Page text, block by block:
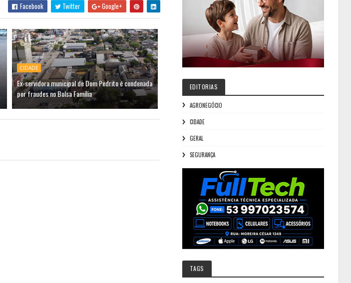
Facebook Twitter Google+
CIDADE
Ex-servidora municipal de Dom Pedrito é condenada
por fraudes no Bolsa Família
EDITORIAS
AGRONEGÓCIO
CIDADE
GERAL
SEGURANÇA
TAGS